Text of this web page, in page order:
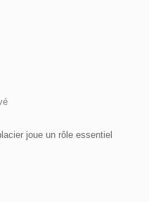
joue un rôle essentiel